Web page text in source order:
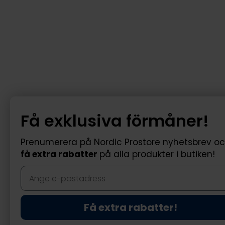
Få exklusiva förmåner!
Prenumerera på Nordic Prostore nyhetsbrev
få extra rabatter på alla produkter i butiken!
Få extra rabatter!